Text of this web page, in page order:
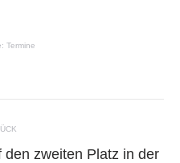
Termine
zweiten Platz in der